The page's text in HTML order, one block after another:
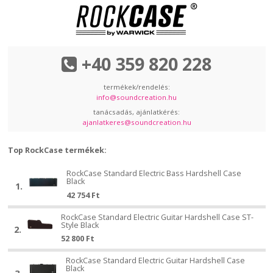
+40 359 820 228
termékek/rendelés:
info@soundcreation.hu
tanácsadás, ajánlatkérés:
ajanlatkeres@soundcreation.hu
Top RockCase termékek:
Standard
Bass
Hardshell
Case
Black
1.
RockCase
Standard
Hardshell
Black
RockCase Standard Electric Bass Hardshell Case
Black
42 754Ft
Standard
Guitar
Hardshell
2.
RockCase
Standard
Hardshell
RockCase Standard Electric Guitar Hardshell Case ST-
Style Black
52 800 Ft
Standard
RockCaseRockCase Standard Electric Guitar Hardshell Case
Black